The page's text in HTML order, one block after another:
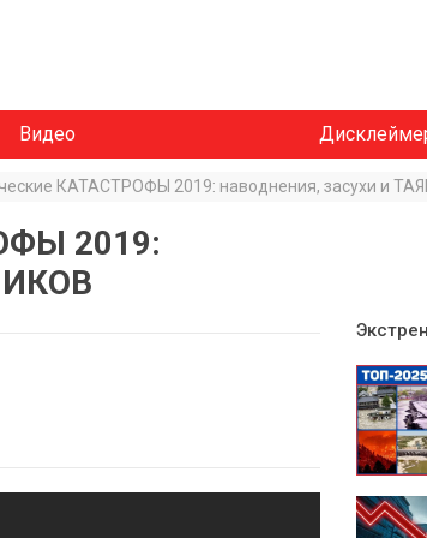
Видео
КАТАСТРОФЫ 2019: наводнения, засухи и
2019: